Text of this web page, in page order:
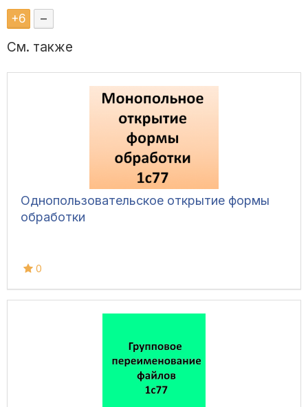
+6 –
См. также
Однопользовательское открытие формы
обработки
0